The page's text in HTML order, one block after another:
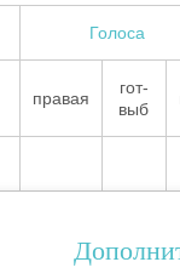
Голоса
правая
гот-
выб